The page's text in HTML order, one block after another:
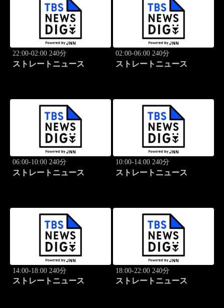
22:00-02:00 240分
ストレートニュース
02:00-06:00 240分
ストレートニュース
06:00-10:00 240分
ストレートニュース
10:00-14:00 240分
ストレートニュース
14:00-18:00 240分
ストレートニュース
18:00-22:00 240分
ストレートニュース